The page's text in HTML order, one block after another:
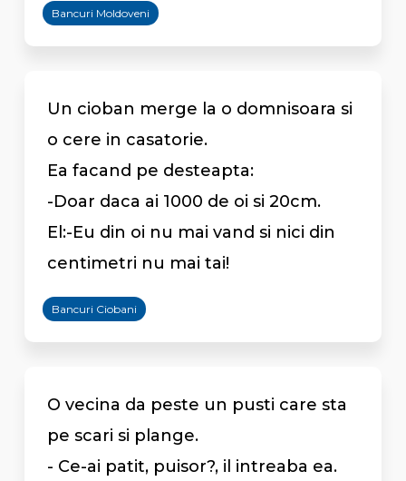
Bancuri Moldoveni
Un cioban merge la o domnisoara si
o cere in casatorie.
Ea facand pe desteapta:
-Doar daca ai 1000 de oi si 20cm.
El:-Eu din oi nu mai vand si nici din
centimetri nu mai tai!
Bancuri Ciobani
O vecina da peste un pusti care sta
pe scari si plange.
- Ce-ai patit, puisor?, il intreaba ea.